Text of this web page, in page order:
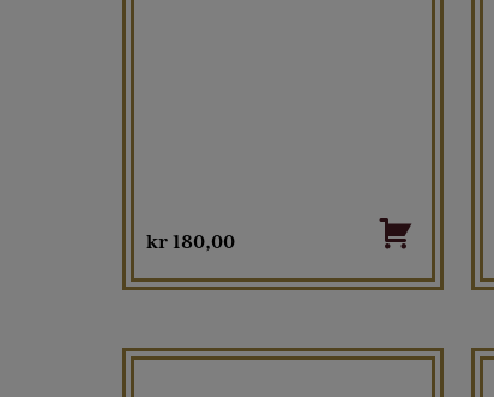
kr 180,00